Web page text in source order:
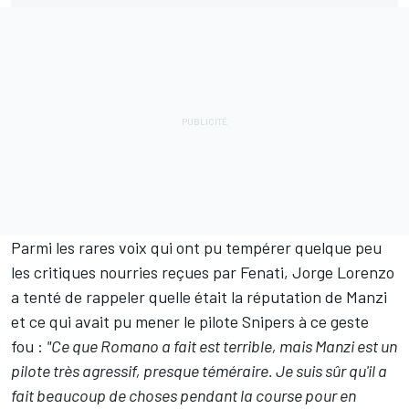
Parmi les rares voix qui ont pu tempérer quelque peu
les critiques nourries reçues par Fenati, Jorge Lorenzo
a tenté de rappeler quelle était la réputation de Manzi
et ce qui avait pu mener le pilote Snipers à ce geste
fou : "Ce que Romano a fait est terrible, mais Manzi est un
pilote très agressif, presque téméraire. Je suis sûr qu'il a
fait beaucoup de choses pendant la course pour en